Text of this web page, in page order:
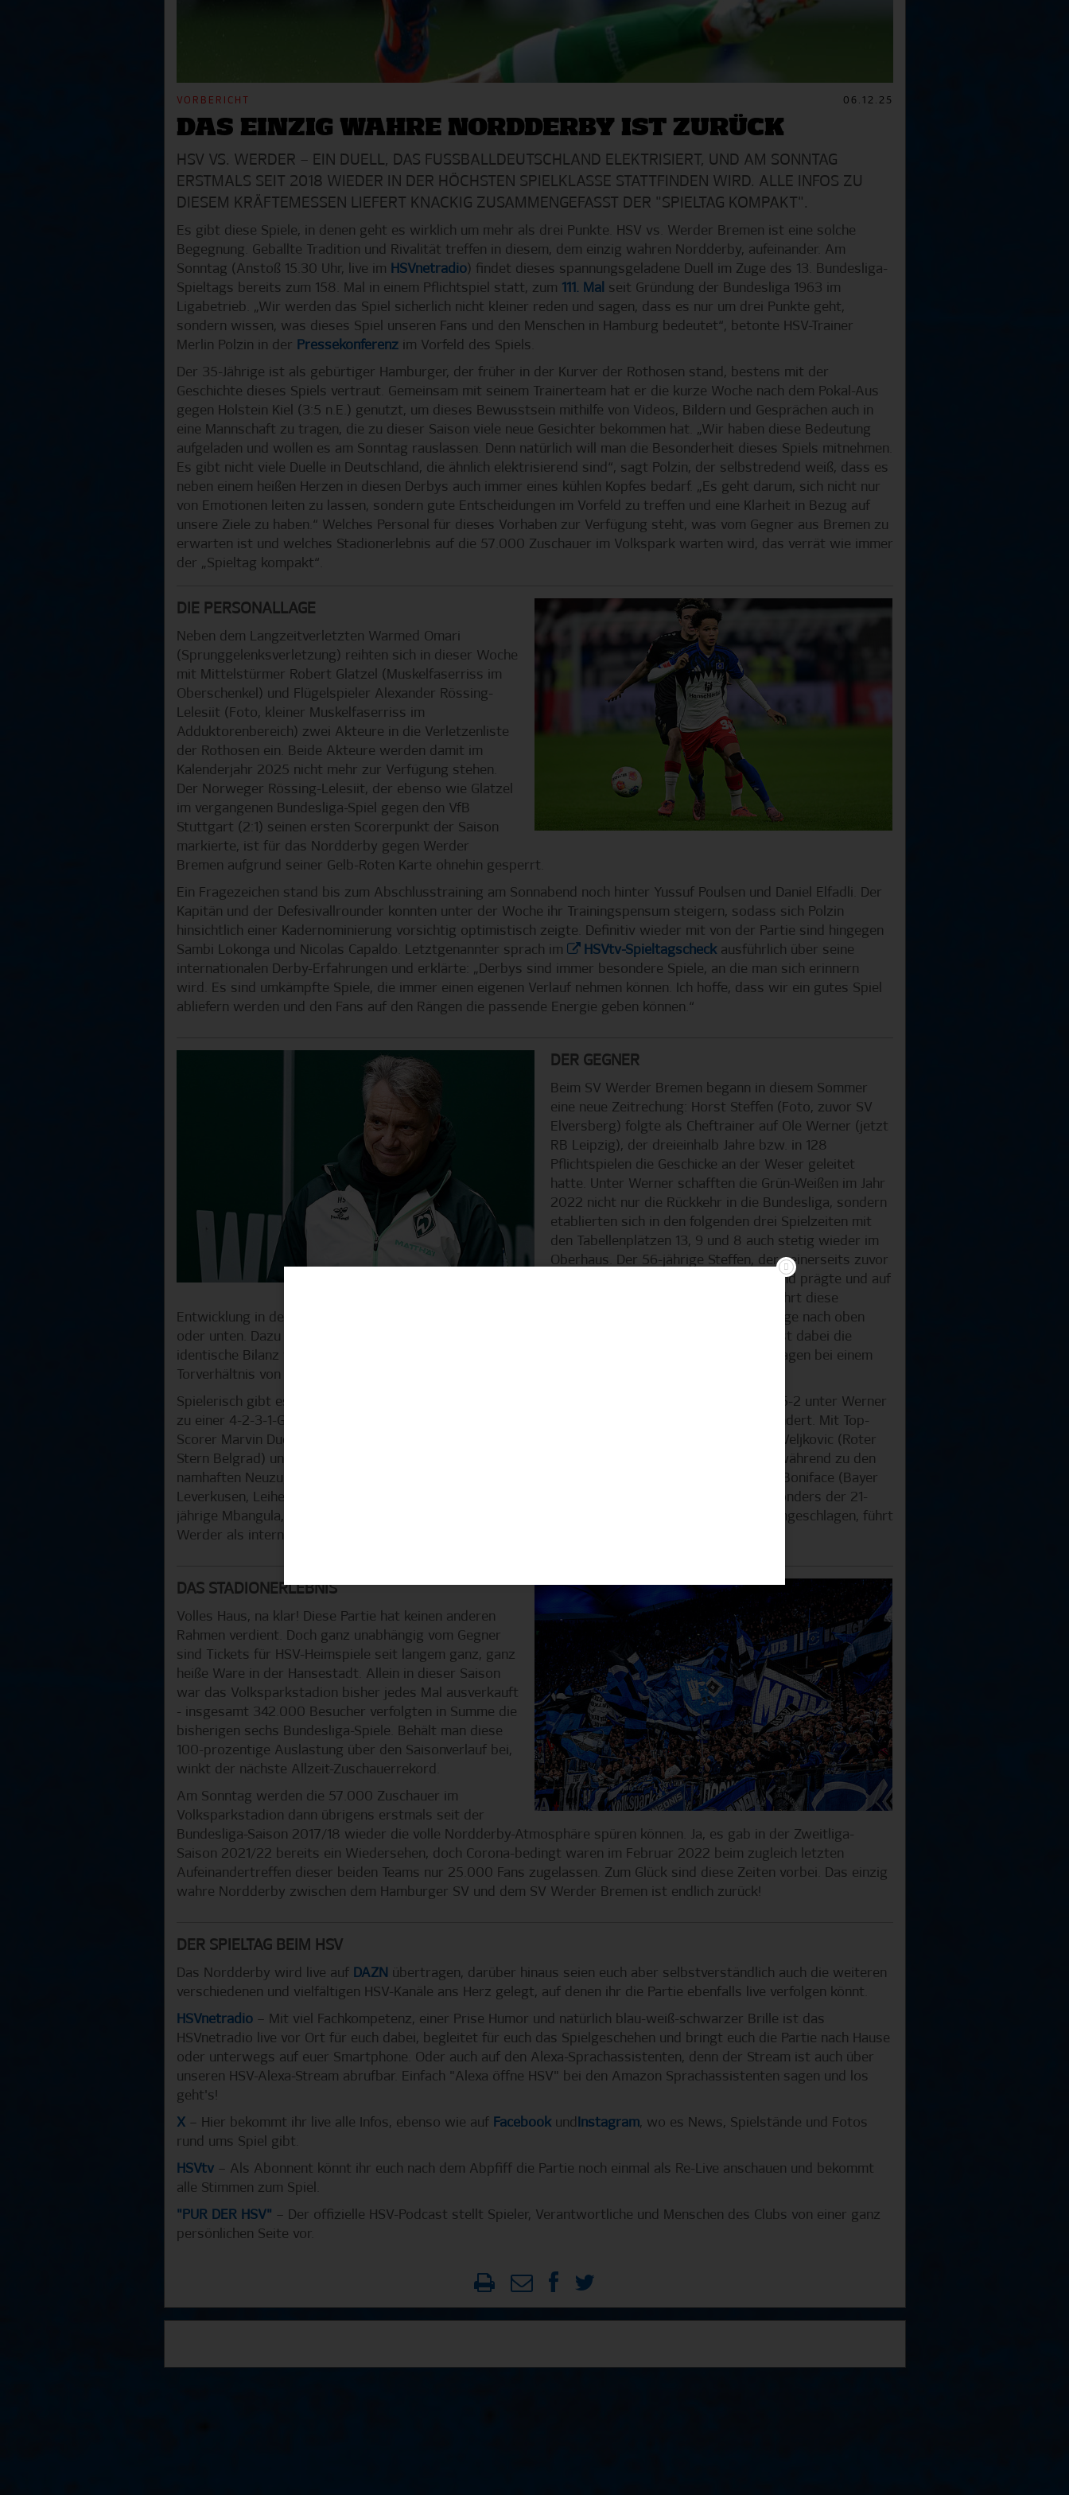
VORBERICHT 06.12.25
DAS EINZIG WAHRE NORDDERBY IST ZURÜCK
HSV VS. WERDER – EIN DUELL, DAS FUSSBALLDEUTSCHLAND ELEKTRISIERT, UND AM SONNTAG E
RSTMALS SEIT 2018 WIEDER IN DER HÖCHSTEN SPIELKLASSE STATTFINDEN WIRD. ALLE INFOS ZU D
IESEM KRÄFTEMESSEN LIEFERT KNACKIG ZUSAMMENGEFASST DER "SPIELTAG KOMPAKT".
Es gibt diese Spiele, in denen geht es wirklich um mehr als drei Punkte. HSV vs. Werder Bremen ist eine solche
Begegnung. Geballte Tradition und Rivalität treffen in diesem, dem einzig wahren Nordderby, aufeinander. Am
Sonntag (Anstoß 15.30 Uhr, live im HSVnetradio) findet dieses spannungsgeladene Duell im Zuge des 13. Bundesliga-
Spieltags bereits zum 158. Mal in einem Pflichtspiel statt, zum 111. Mal seit Gründung der Bundesliga 1963 im
Ligabetrieb. „Wir werden das Spiel sicherlich nicht kleiner reden und sagen, dass es nur um drei Punkte geht,
sondern wissen, was dieses Spiel unseren Fans und den Menschen in Hamburg bedeutet“, betonte HSV-Trainer
Merlin Polzin in der Pressekonferenz im Vorfeld des Spiels.
Der 35-Jährige ist als gebürtiger Hamburger, der früher in der Kurver der Rothosen stand, bestens mit der
Geschichte dieses Spiels vertraut. Gemeinsam mit seinem Trainerteam hat er die kurze Woche nach dem Pokal-Aus
gegen Holstein Kiel (3:5 n.E.) genutzt, um dieses Bewusstsein mithilfe von Videos, Bildern und Gesprächen auch in
eine Mannschaft zu tragen, die zu dieser Saison viele neue Gesichter bekommen hat. „Wir haben diese Bedeutung
aufgeladen und wollen es am Sonntag rauslassen. Denn natürlich will man die Besonderheit dieses Spiels mitnehmen.
Es gibt nicht viele Duelle in Deutschland, die ähnlich elektrisierend sind“, sagt Polzin, der selbstredend weiß, dass es
neben einem heißen Herzen in diesen Derbys auch immer eines kühlen Kopfes bedarf. „Es geht darum, sich nicht nur
von Emotionen leiten zu lassen, sondern gute Entscheidungen im Vorfeld zu treffen und eine Klarheit in Bezug auf
unsere Ziele zu haben.“ Welches Personal für dieses Vorhaben zur Verfügung steht, was vom Gegner aus Bremen zu
erwarten ist und welches Stadionerlebnis auf die 57.000 Zuschauer im Volkspark warten wird, das verrät wie immer
der „Spieltag kompakt“.
DIE PERSONALLAGE
Neben dem Langzeitverletzten Warmed Omari
(Sprunggelenksverletzung) reihten sich in dieser Woche
mit Mittelstürmer Robert Glatzel (Muskelfaserriss im
Oberschenkel) und Flügelspieler Alexander Rössing-
Lelesiit (Foto, kleiner Muskelfaserriss im
Adduktorenbereich) zwei Akteure in die Verletzenliste
der Rothosen ein. Beide Akteure werden damit im
Kalenderjahr 2025 nicht mehr zur Verfügung stehen.
Der Norweger Rössing-Lelesiit, der ebenso wie Glatzel
im vergangenen Bundesliga-Spiel gegen den VfB
Stuttgart (2:1) seinen ersten Scorerpunkt der Saison
markierte, ist für das Nordderby gegen Werder
Bremen aufgrund seiner Gelb-Roten Karte ohnehin gesperrt.
Ein Fragezeichen stand bis zum Abschlusstraining am Sonnabend noch hinter Yussuf Poulsen und Daniel Elfadli. Der
Kapitän und der Defesivallrounder konnten unter der Woche ihr Trainingspensum steigern, sodass sich Polzin
hinsichtlich einer Kadernominierung vorsichtig optimistisch zeigte. Definitiv wieder mit von der Partie sind hingegen
Sambi Lokonga und Nicolas Capaldo. Letztgenannter sprach im
HSVtv-Spieltagscheckausführlich über seine
internationalen Derby-Erfahrungen und erklärte: „Derbys sind immer besondere Spiele, an die man sich erinnern
wird. Es sind umkämpfte Spiele, die immer einen eigenen Verlauf nehmen können. Ich hoffe, dass wir ein gutes Spiel
abliefern werden und den Fans auf den Rängen die passende Energie geben können.“
DER GEGNER
Beim SV Werder Bremen begann in diesem Sommer
eine neue Zeitrechung: Horst Steffen (Foto, zuvor SV
Elversberg) folgte als Cheftrainer auf Ole Werner (jetzt
RB Leipzig), der dreieinhalb Jahre bzw. in 128
Pflichtspielen die Geschicke an der Weser geleitet
hatte. Unter Werner schafften die Grün-Weißen im Jahr
2022 nicht nur die Rückkehr in die Bundesliga, sondern
etablierten sich in den folgenden drei Spielzeiten mit
den Tabellenplätzen 13, 9 und 8 auch stetig wieder im
Oberhaus. Der 56-jährige Steffen, der seinerseits zuvor
eine fast siebenjähriger Ära im Saarland prägte und auf
257 Spiele für die SVE zurückblickt, führt diese
Entwicklung in der laufenden Saison 2025/26 nahtlos vor. Werder Bremen ist stabil, ohne Ausschläge nach oben
oder unten. Dazu reicht ein Blick auf die Tabelle: Der Club steht mit 16 Punkten auf Platz 9, und weist dabei die
identische Bilanz wie zum Vergleichspunkt der Vorsaion auf: vier Siege, vier Remis und vier Niederlagen bei einem
Torverhältnis von -5.
Spielerisch gibt es zugleich Unterschiede zur Vorsaison, allen voran eine Systemumstellung vom 3-5-2 unter Werner
zu einer 4-2-3-1-Grundordnung unter Steffen. Auch personell hat sich das Gesicht von Werder verändert. Mit Top-
Scorer Marvin Ducksch (Birmingham City), Torhüter Michael Zetterer sowie den Verteidigern Milos Veljkovic (Roter
Stern Belgrad) und Anthony Jung (SC Freiburg) haben langjährige Werderaner den Club verlassen, während zu den
namhaften Neuzugängen etwa Linksaußen Samuel Mbangula (Juventus Turin), Mittelstürmer Victor Boniface (Bayer
Leverkusen, Leihe) oder Rechtsverteidiger Yukinari Sugawara (FC Southampton, Leihe) zählen. Besonders der 21-
jährige Mbangula, hinter dessen Einsatz im Derby noch ein kleines Fragezeichen steht, ist bisher eingeschlagen, führt
Werder als interner Top-Scorer mit drei Toren und drei Assists an.
DAS STADIONERLEBNIS
Volles Haus, na klar! Diese Partie hat keinen anderen
Rahmen verdient. Doch ganz unabhängig vom Gegner
sind Tickets für HSV-Heimspiele seit langem ganz, ganz
heiße Ware in der Hansestadt. Allein in dieser Saison
war das Volksparkstadion bisher jedes Mal ausverkauft
- insgesamt 342.000 Besucher verfolgten in Summe die
bisherigen sechs Bundesliga-Spiele. Behält man diese
100-prozentige Auslastung über den Saisonverlauf bei,
winkt der nächste Allzeit-Zuschauerrekord.
Am Sonntag werden die 57.000 Zuschauer im
Volksparkstadion dann übrigens erstmals seit der
Bundesliga-Saison 2017/18 wieder die volle Nordderby-Atmosphäre spüren können. Ja, es gab in der Zweitliga-
Saison 2021/22 bereits ein Wiedersehen, doch Corona-bedingt waren im Februar 2022 beim zugleich letzten
Aufeinandertreffen dieser beiden Teams nur 25.000 Fans zugelassen. Zum Glück sind diese Zeiten vorbei. Das einzig
wahre Nordderby zwischen dem Hamburger SV und dem SV Werder Bremen ist endlich zurück!
DER SPIELTAG BEIM HSV
Das Nordderby wird live auf DAZN übertragen, darüber hinaus seien euch aber selbstverständlich auch die weiteren
verschiedenen und vielfältigen HSV-Kanäle ans Herz gelegt, auf denen ihr die Partie ebenfalls live verfolgen könnt.
HSVnetradio– Mit viel Fachkompetenz, einer Prise Humor und natürlich blau-weiß-schwarzer Brille ist das
HSVnetradio live vor Ort für euch dabei, begleitet für euch das Spielgeschehen und bringt euch die Partie nach Hause
oder unterwegs auf euer Smartphone. Oder auch auf den Alexa-Sprachassistenten, denn der Stream ist auch über
unseren HSV-Alexa-Stream abrufbar. Einfach "Alexa öffne HSV" bei den Amazon Sprachassistenten sagen und los
geht's!
X– Hier bekommt ihr live alle Infos, ebenso wie auf Facebook und Instagram, wo es News, Spielstände und Fotos
rund ums Spiel gibt.
HSVtv– Als Abonnent könnt ihr euch nach dem Abpfiff die Partie noch einmal als Re-Live anschauen und bekommt
alle Stimmen zum Spiel.
"PUR DER HSV" – Der offizielle HSV-Podcast stellt Spieler, Verantwortliche und Menschen des Clubs von einer ganz
persönlichen Seite vor.